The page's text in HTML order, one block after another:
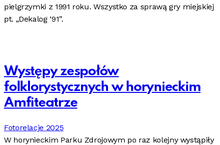
pielgrzymki z 1991 roku. Wszystko za sprawą gry miejskiej
pt. „Dekalog ‘91”.
Występy zespołów
folklorystycznych w horynieckim
Amfiteatrze
Fotorelacje 2025
W horynieckim Parku Zdrojowym po raz kolejny wystąpiły